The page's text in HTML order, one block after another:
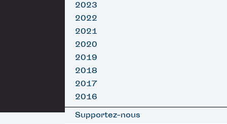
2023
2022
2021
2020
2019
2018
2017
2016
Supportez-nous